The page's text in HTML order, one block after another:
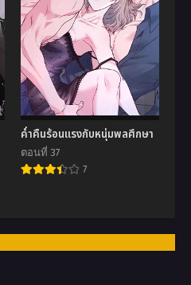
ค่ำคืนร้อนแรงกับหนุ่มพลศึกษา
ตอนที่ 37
7